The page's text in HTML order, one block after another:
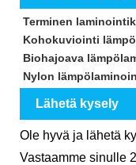
Terminen
Kohokuviointi
Biohajoava
Nylon
Lähetä kysely
Ole hyvä ja lähetä
Vastaamme sinulle